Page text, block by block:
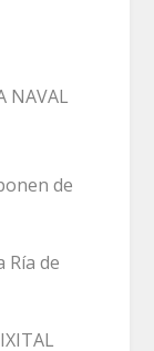
NAVAL
de
Ría de